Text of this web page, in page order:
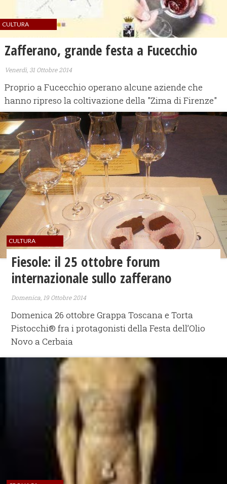
CULTURA
Zafferano, grande festa a Fucecchio
Venerdì, 31 Ottobre 2014
Proprio a Fucecchio operano alcune aziende che
hanno ripreso la coltivazione della "Zima di Firenze"
CULTURA
Fiesole: il 25 ottobre forum
internazionale sullo zafferano
Domenica, 19 Ottobre 2014
Domenica 26 ottobre Grappa Toscana e Torta
Pistocchi® fra i protagonisti della Festa dell’Olio
Novo a Cerbaia